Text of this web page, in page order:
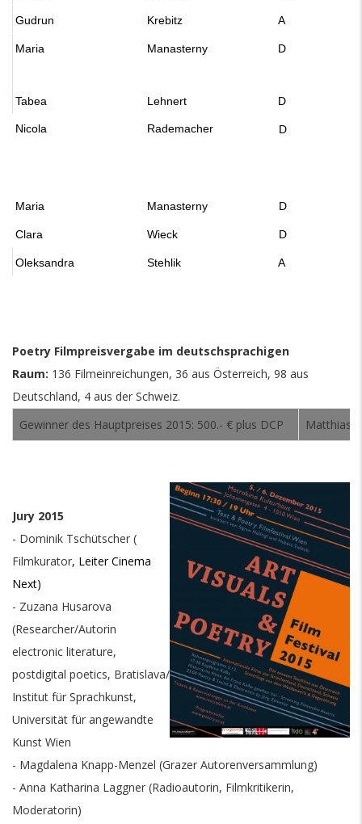
Gudrun Krebitz A
Maria Manasterny D
Tabea Lehnert D
Nicola Rademacher D
Maria Manasterny D
Clara Wieck D
Oleksandra Stehlik A
Poetry Filmpreisvergabe im deutschsprachigen
Raum: 136 Filmeinreichungen, 36 aus Österreich, 98 aus
Deutschland, 4 aus der Schweiz.
Gewinner des Hauptpreises 2015: 500.- € plus DCP
Matthias
Jury 2015
- Dominik Tschütscher (
Filmkurator, Leiter Cinema
Next)
- Zuzana Husarova
(Researcher/Autorin
electronic literature,
postdigital poetics, Bratislava/
Institut für Sprachkunst,
Universität für angewandte
Kunst Wien
- Magdalena Knapp-Menzel (Grazer Autorenversammlung)
- Anna Katharina Laggner (Radioautorin, Filmkritikerin,
Moderatorin)